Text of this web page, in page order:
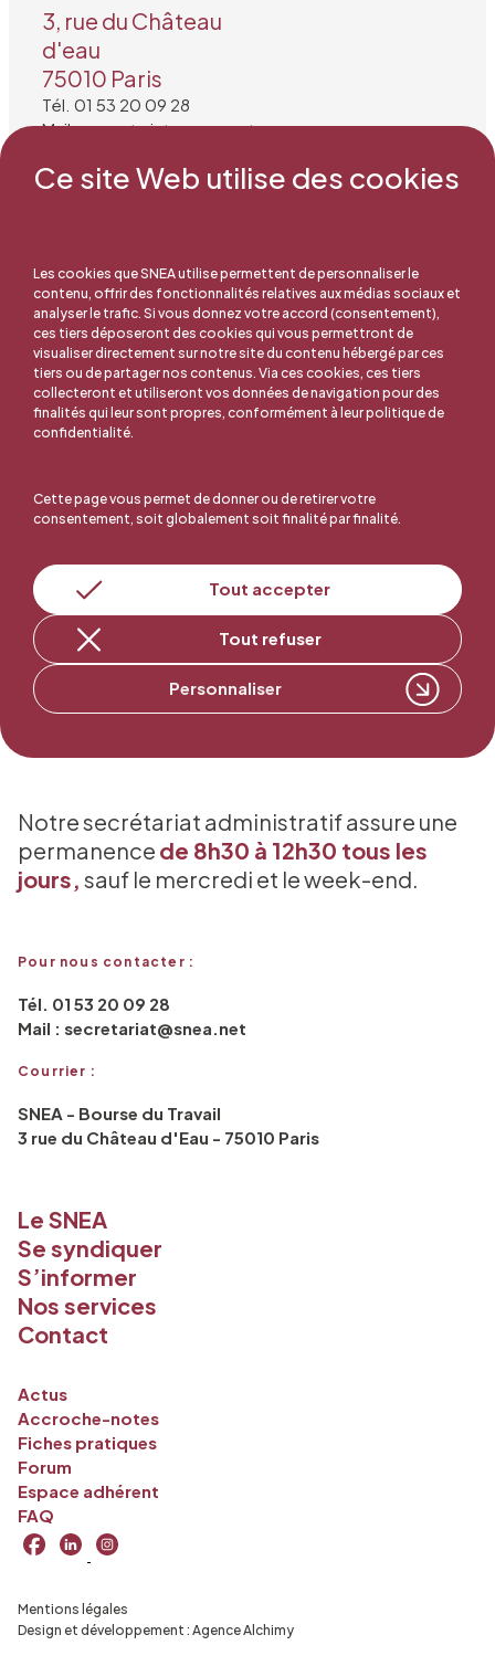
Ce site Web utilise des cookies
Les cookies que SNEA utilise permettent de personnaliser le
contenu, offrir des fonctionnalités relatives aux médias sociaux et
analyser le trafic. Si vous donnez votre accord (consentement),
ces tiers déposeront des cookies qui vous permettront de
visualiser directement sur notre site du contenu hébergé par ces
tiers ou de partager nos contenus. Via ces cookies, ces tiers
collecteront et utiliseront vos données de navigation pour des
finalités qui leur sont propres, conformément à leur politique de
confidentialité.
Cette page vous permet de donner ou de retirer votre
consentement, soit globalement soit finalité par finalité.
Tout accepter
Tout refuser
Personnaliser
3, rue du Château
d'eau
75010 Paris
Tél. 01 53 20 09 28
Mail : secretariat@snea.net
En ligne, c'est facile !
Adhérer au SNEA
Notre secrétariat administratif assure une
permanence de 8h30 à 12h30 tous les
jours, sauf le mercredi et le week-end.
Pour nous contacter :
Tél. 01 53 20 09 28
Mail : secretariat@snea.net
Courrier :
SNEA - Bourse du Travail
3 rue du Château d'Eau - 75010 Paris
Le SNEA
Se syndiquer
S’informer
Nos services
Contact
Actus
Accroche-notes
Fiches pratiques
Forum
Espace adhérent
FAQ
Design et développement : Agence Alchimy
Mentions légales